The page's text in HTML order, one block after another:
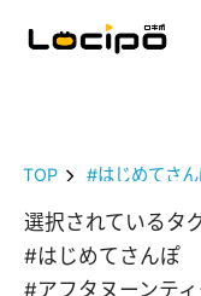
TOP #はじめてさ
選択されているタ
#はじめてさんぽ
#アフタヌーンティ